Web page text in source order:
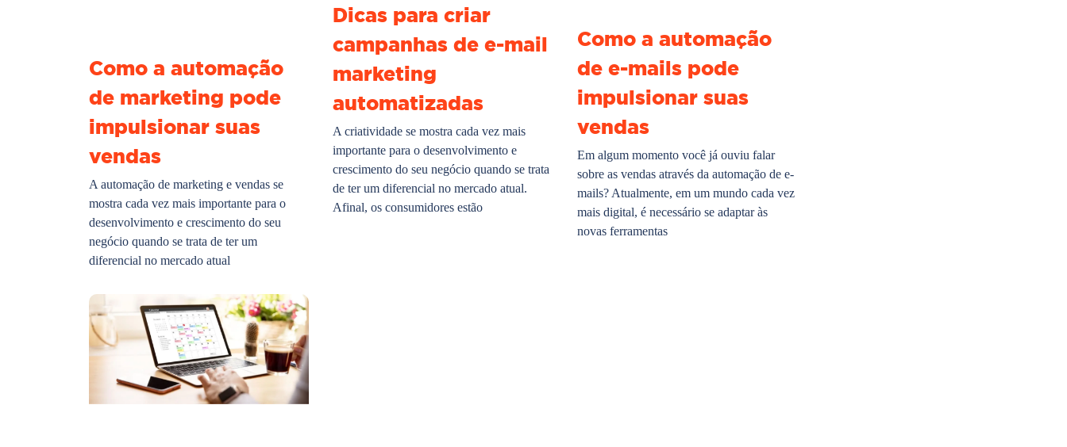
Como a automação
de marketing pode
impulsionar suas
vendas
A automação de marketing e vendas se
mostra cada vez mais importante para o
desenvolvimento e crescimento do seu
negócio quando se trata de ter um
diferencial no mercado atual
Dicas para criar
campanhas de e-mail
marketing
automatizadas
A criatividade se mostra cada vez mais
importante para o desenvolvimento e
crescimento do seu negócio quando se trata
de ter um diferencial no mercado atual.
Afinal, os consumidores estão
Como a automação
de e-mails pode
impulsionar suas
vendas
Em algum momento você já ouviu falar
sobre as vendas através da automação de e-
mails? Atualmente, em um mundo cada vez
mais digital, é necessário se adaptar às
novas ferramentas